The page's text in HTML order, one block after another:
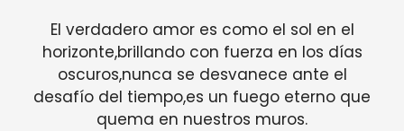
El verdadero amor es como el sol en el
horizonte,brillando con fuerza en los días
oscuros,nunca se desvanece ante el
desafío del tiempo,es un fuego eterno que
quema en nuestros muros.